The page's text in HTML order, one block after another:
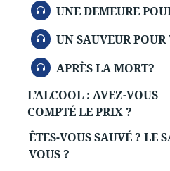
AUDIO
UNE DEMEURE
AUDIO
UN SAUVEUR POUR
AUDIO
APRÈS LA MORT?
L’ALCOOL : AVEZ-VOUS
COMPTÉ LE PRIX ?
ÊTES-VOUS SAUVÉ ? LE
VOUS ?